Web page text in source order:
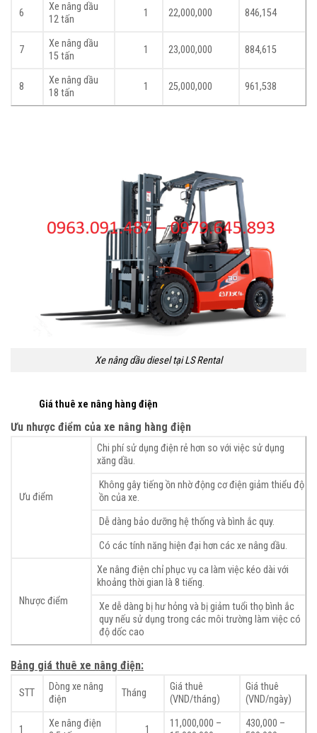
6
Xe nâng dầu
12 tấn
1 22,000,000 846,154
7
Xe nâng dầu
15 tấn
1 23,000,000 884,615
8
Xe nâng dầu
18 tấn
1 25,000,000 961,538
Xe nâng dầu diesel tại LS Rental
Giá thuê xe nâng hàng điện
Ưu nhược điểm của xe nâng hàng điện
Ưu điểm
Chi phí sử dụng điện rẻ hơn so với việc sử dụng
xăng dầu.
Không gây tiếng ồn nhờ động cơ điện giảm thiểu độ
ồn của xe.
Dễ dàng bảo dưỡng hệ thống và bình ắc quy.
Có các tính năng hiện đại hơn các xe nâng dầu.
Nhược điểm
Xe nâng điện chỉ phục vụ ca làm việc kéo dài với
khoảng thời gian là 8 tiếng.
Xe dễ dàng bị hư hỏng và bị giảm tuổi thọ bình ắc
quy nếu sử dụng trong các môi trường làm việc có
độ dốc cao
Bảng giá thuê xe nâng điện:
STT
Dòng xe nâng
điện
Tháng
Giá thuê
(VND/tháng)
Giá thuê
(VND/ngày)
1
Xe nâng điện
1
11,000,000 –
430,000 –